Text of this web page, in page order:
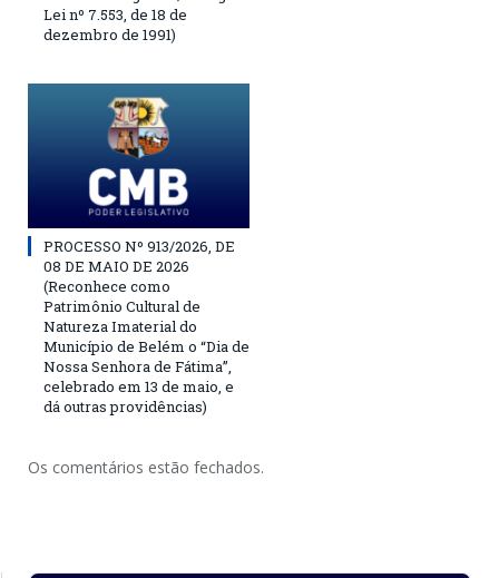
Lei nº 7.553, de 18 de
dezembro de 1991)
PROCESSO Nº 913/2026, DE
08 DE MAIO DE 2026
(Reconhece como
Patrimônio Cultural de
Natureza Imaterial do
Município de Belém o “Dia de
Nossa Senhora de Fátima”,
celebrado em 13 de maio, e
dá outras providências)
Os comentários estão fechados.